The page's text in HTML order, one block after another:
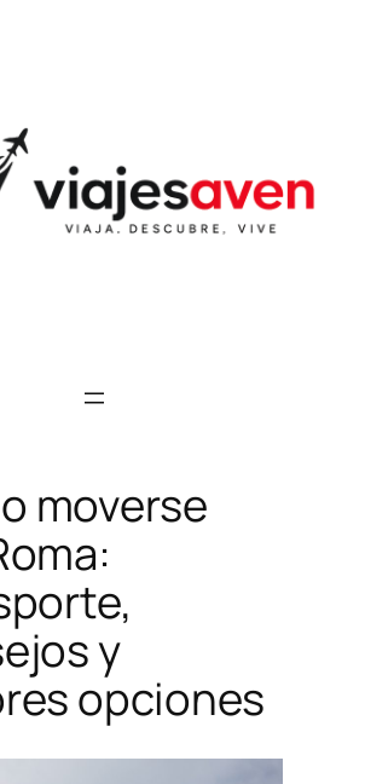
moverse
y
opciones